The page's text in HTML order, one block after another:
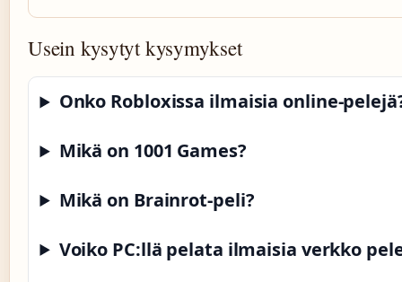
Usein kysytyt kysymykset
Onko Robloxissa ilmaisia online-
Mikä on 1001 Games?
Mikä on Brainrot-peli?
Voiko PC:llä pelata ilmaisia verkko